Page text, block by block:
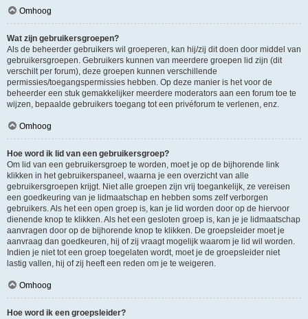
Omhoog
Wat zijn gebruikersgroepen?
Als de beheerder gebruikers wil groeperen, kan hij/zij dit doen door middel van
gebruikersgroepen. Gebruikers kunnen van meerdere groepen lid zijn (dit
verschilt per forum), deze groepen kunnen verschillende
permissies/toegangspermissies hebben. Op deze manier is het voor de
beheerder een stuk gemakkelijker meerdere moderators aan een forum toe te
wijzen, bepaalde gebruikers toegang tot een privéforum te verlenen, enz.
Omhoog
Hoe word ik lid van een gebruikersgroep?
Om lid van een gebruikersgroep te worden, moet je op de bijhorende link
klikken in het gebruikerspaneel, waarna je een overzicht van alle
gebruikersgroepen krijgt. Niet alle groepen zijn vrij toegankelijk, ze vereisen
een goedkeuring van je lidmaatschap en hebben soms zelf verborgen
gebruikers. Als het een open groep is, kan je lid worden door op de hiervoor
dienende knop te klikken. Als het een gesloten groep is, kan je je lidmaatschap
aanvragen door op de bijhorende knop te klikken. De groepsleider moet je
aanvraag dan goedkeuren, hij of zij vraagt mogelijk waarom je lid wil worden.
Indien je niet tot een groep toegelaten wordt, moet je de groepsleider niet
lastig vallen, hij of zij heeft een reden om je te weigeren.
Omhoog
Hoe word ik een groepsleider?